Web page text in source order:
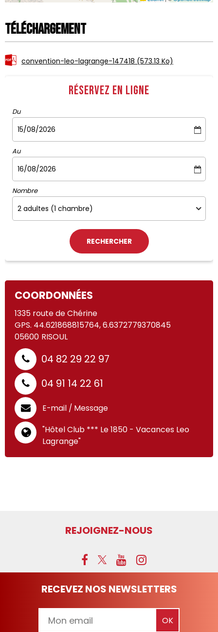
Téléchargement
convention-leo-lagrange-147418 (573.13 Ko)
Réservez en ligne
Du
Au
Nombre
COORDONNÉES
1335 route de Chérine
GPS. 44.621868815764, 6.6372779370845
05600 RISOUL
04 82 29 22 97
04 91 14 22 61
E-mail / Message
"Hôtel Club *** Le 1850 - Vacances Leo
Lagrange"
REJOIGNEZ-NOUS
RECEVEZ NOS NEWSLETTERS